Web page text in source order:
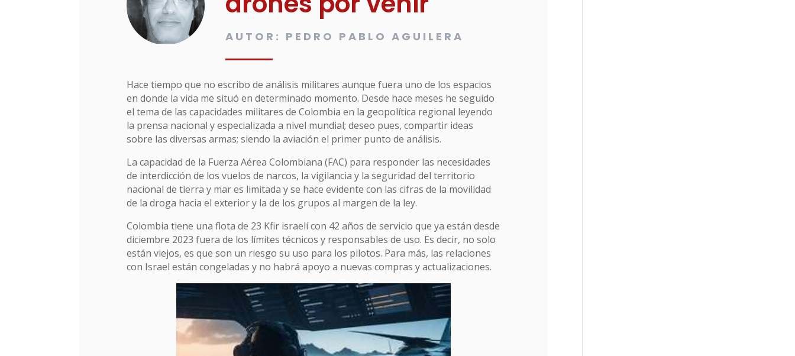
AUTOR: PEDRO PABLO AGUILERA
Hace tiempo que no escribo de análisis militares aunque fuera uno de los espacios
en donde la vida me situó en determinado momento. Desde hace meses he seguido
el tema de las capacidades militares de Colombia en la geopolítica regional leyendo
la prensa nacional y especializada a nivel mundial; deseo pues, compartir ideas
sobre las diversas armas; siendo la aviación el primer punto de análisis.
La capacidad de la Fuerza Aérea Colombiana (FAC) para responder las necesidades
de interdicción de los vuelos de narcos, la vigilancia y la seguridad del territorio
nacional de tierra y mar es limitada y se hace evidente con las cifras de la movilidad
de la droga hacia el exterior y la de los grupos al margen de la ley.
Colombia tiene una flota de 23 Kfir israelí con 42 años de servicio que ya están desde
diciembre 2023 fuera de los límites técnicos y responsables de uso. Es decir, no solo
están viejos, es que son un riesgo su uso para los pilotos. Para más, las relaciones
con Israel están congeladas y no habrá apoyo a nuevas compras y actualizaciones.